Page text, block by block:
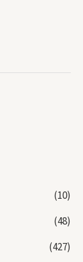
(10)
(48)
(427)